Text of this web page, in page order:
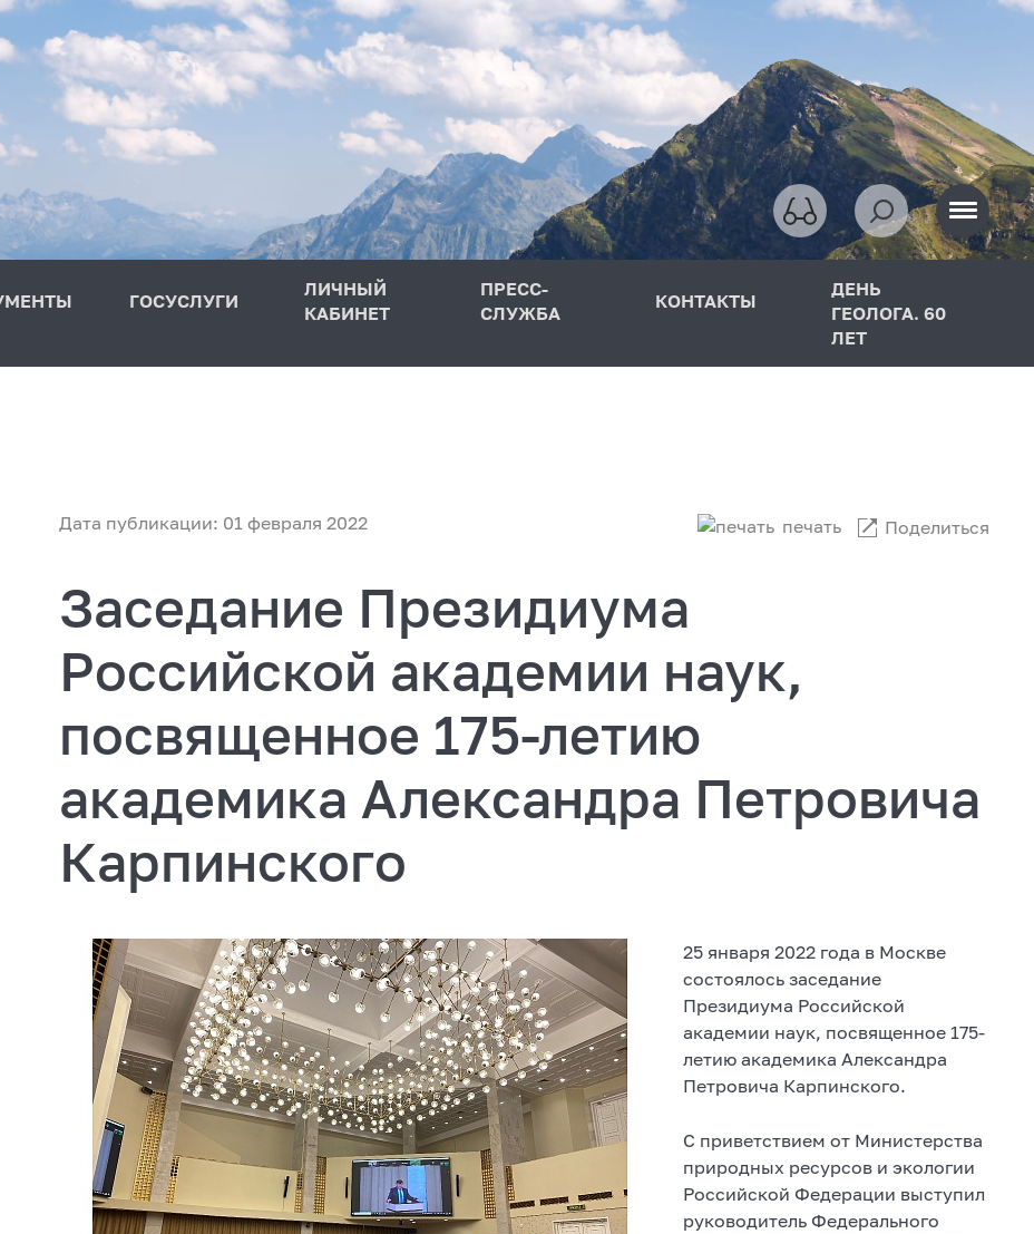
ГОСУСЛУГИ
ЛИЧНЫЙ
КАБИНЕТ
ПРЕСС-
СЛУЖБА
КОНТАКТЫ
ДЕНЬ
ГЕОЛОГА. 60
ЛЕТ
Дата публикации: 01 февраля 2022 печать Поделиться
Заседание Президиума
Российской академии наук,
посвященное 175-летию
академика Александра Петровича
Карпинского
25 января 2022 года в Москве
состоялось заседание
Президиума Российской
академии наук, посвященное 175-
летию академика Александра
Петровича Карпинского.
С приветствием от Министерства
природных ресурсов и экологии
Российской Федерации выступил
руководитель Федерального